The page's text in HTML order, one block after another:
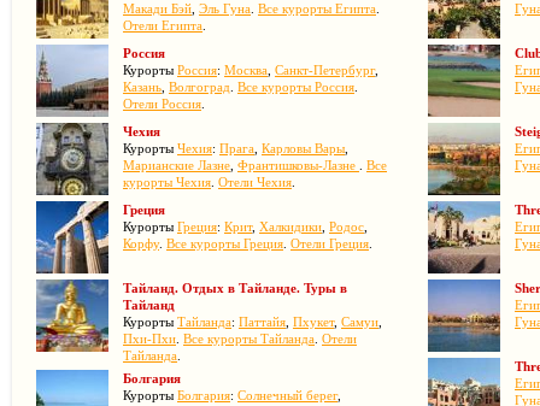
Макади Бэй Эль Гуна Все курорты Египта
Отели Египта
Россия
Курорты Россия: Москва Санкт-Петербург,
Казань Волгоград Все курорты Россия
Отели Россия
Чехия
Курорты Чехия: Прага Карловы Вары
Марианские Лазне Франтишковы-Лазне
Все
курорты Чехия Отели Чехия
Греция
Курорты Греция: Крит, Халкидики Родос
Корфу. Все курорты Греция Отели Греция
Тайланд. Отдых в Тайланде. Туры в
Тайланд
Курорты Тайланда: Паттайя Пхукет, Самуи
Пхи-Пхи Все курорты Тайланда Отели
Тайланда
Болгария
Курорты Болгария: Солнечный берег,